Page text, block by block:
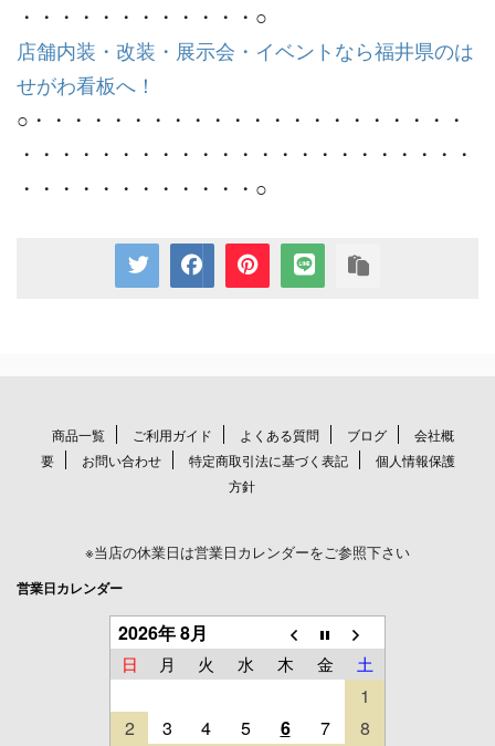
・・・・・・・・・・・・○
店舗内装・改装・展示会・イベントなら福井県のは
せがわ看板へ！
○・・・・・・・・・・・・・・・・・・・・・・
・・・・・・・・・・・・・・・・・・・・・・・
・・・・・・・・・・・・○
商品一覧 ご利用ガイド よくある質問 ブログ
会社概
要
お問い合わせ 特定商取引法に基づく表記
個人情報保護
方針
※当店の休業日は営業日カレンダーをご参照下さい
営業日カレンダー
2026年 8月
日 月 火 水 木 金 土
1
2
3 4 5 6 7
8